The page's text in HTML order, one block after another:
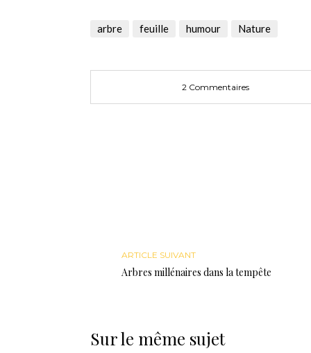
une
nouvelle
une
nouvelle
dans
une
arbre feuille humour Nature
2 Commentaires
ARTICLE SUIVANT
Arbres millénaires dans la tempête
Sur le même sujet